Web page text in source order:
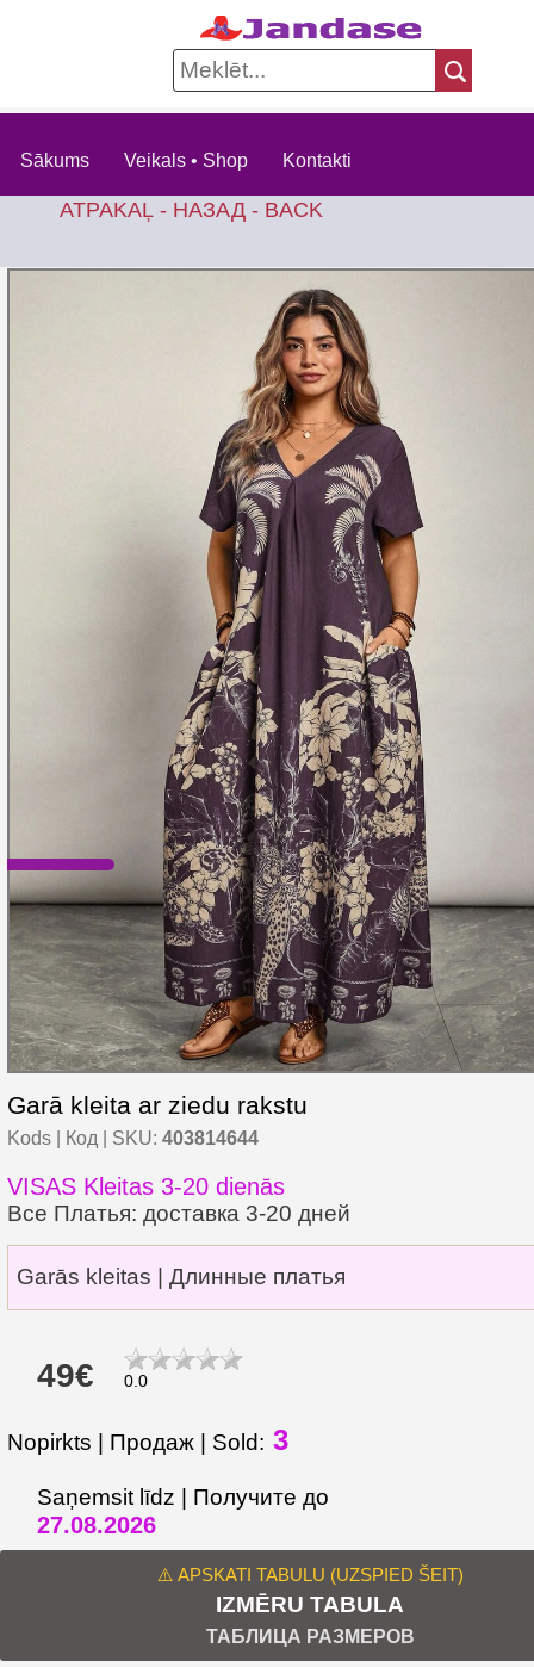
Sākums Veikals • Shop Kontakti
ATPAKAĻ - НАЗАД - BACK
Garā kleita ar ziedu rakstu
Kods | Код | SKU: 403814644
VISAS Kleitas 3-20 dienās
Все Платья: доставка 3-20 дней
Garās kleitas | Длинные платья
49€ 0.0
Nopirkts | Продаж | Sold: 3
Saņemsit līdz | Получите до
27.08.2026
⚠️ APSKATI TABULU (UZSPIED ŠEIT)
IZMĒRU TABULA
ТАБЛИЦА РАЗМЕРОВ